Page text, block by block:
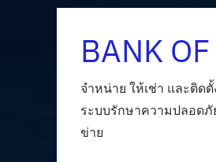
contentBANK
จำหน่าย ให้เช่า และติด
ระบบรักษาความปลอดภั
ข่าย